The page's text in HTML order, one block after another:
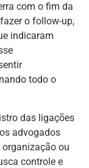
com o fim da
o follow-up,
indicaram
todo o
das ligações
advogados
ou
controle e